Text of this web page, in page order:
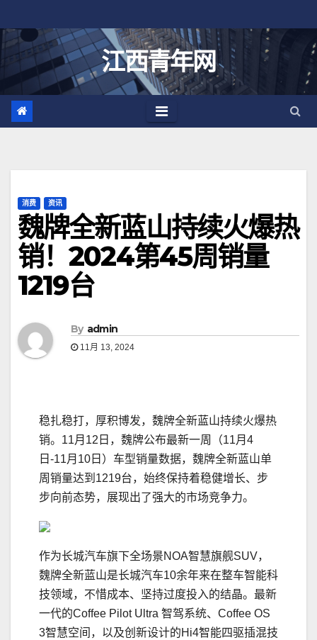
至
江西青年网
消费 资讯
魏牌全新蓝山持续火爆热
销！2024第45周销量
1219台
By admin
11月 13, 2024
稳扎稳打，厚积博发，魏牌全新蓝山持续火爆热
销。11月12日，魏牌公布最新一周（11月4
日-11月10日）车型销量数据，魏牌全新蓝山单
周销量达到1219台，始终保持着稳健增长、步
步向前态势，展现出了强大的市场竞争力。
作为长城汽车旗下全场景NOA智慧旗舰SUV，
魏牌全新蓝山是长城汽车10余年来在整车智能科
技领域，不惜成本、坚持过度投入的结晶。最新
一代的Coffee Pilot Ultra 智驾系统、Coffee OS
3智慧空间，以及创新设计的Hi4智能四驱插混技